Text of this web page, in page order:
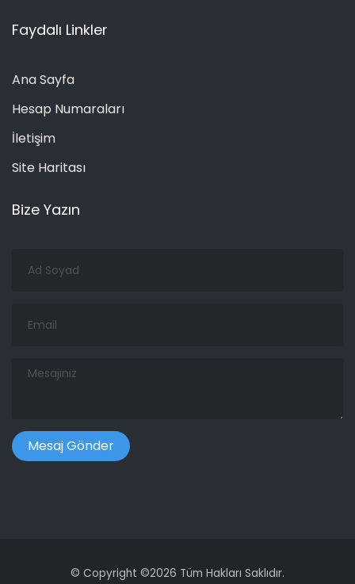
Faydalı Linkler
Ana Sayfa
Hesap Numaraları
İletişim
Site Haritası
Bize Yazın
Soyad
Mesajınız
© Copyright ©2026 Tüm Hakları Saklıdır.